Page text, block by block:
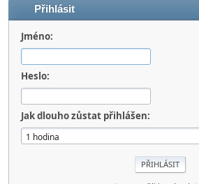
Přihlásit
Jméno:
Heslo:
Jak dlouho zůstat přihlášen: